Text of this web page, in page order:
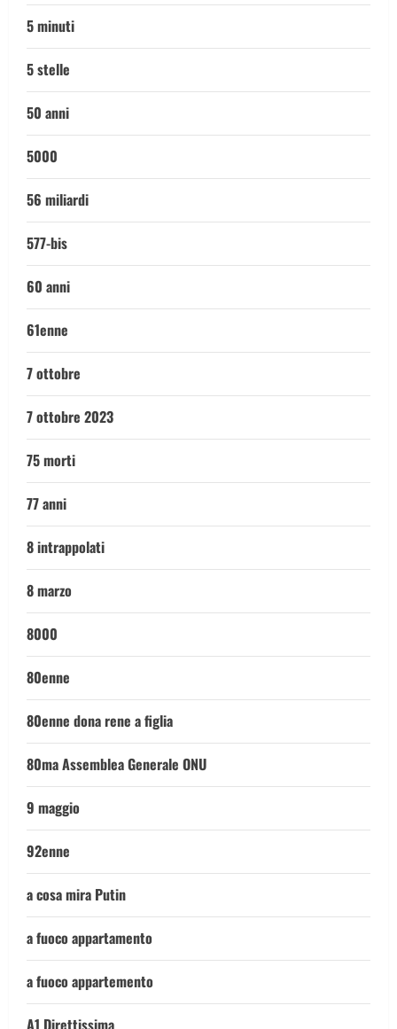
5 minuti
5 stelle
50 anni
5000
56 miliardi
577-bis
60 anni
61enne
7 ottobre
7 ottobre 2023
75 morti
77 anni
8 intrappolati
8 marzo
8000
80enne
80enne dona rene a figlia
80ma Assemblea Generale ONU
9 maggio
92enne
a cosa mira Putin
a fuoco appartamento
a fuoco appartemento
A1 Direttissima